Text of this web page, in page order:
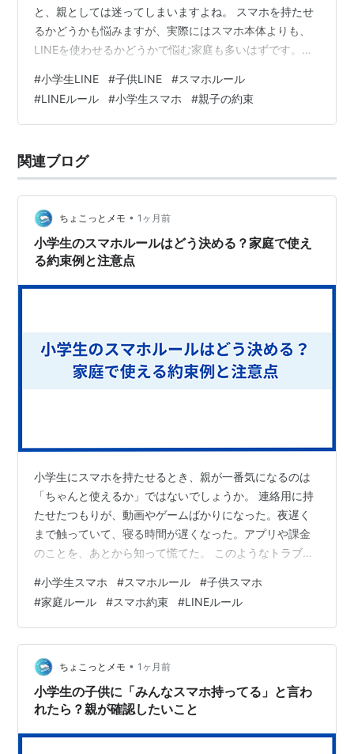
と、親としては迷ってしまいますよね。 スマホを持たせ
るかどうかも悩みますが、実際にはスマホ本体よりも、
LINEを使わせるかどうかで悩む家庭も多いはずです。
す。 その一方で、小学生の場合は、言葉の行き違い、グ
ループトーク、夜遅いメッセージ、写真の送信など、親
が気になる点もあります。 この記事では、小学生にLINE
決めればよいのかを、親目線でわかりやすくまとめま
す。 この記事でわかること…
#小学生LINE #子供LINE #スマホルール
#LINEルール #小学生スマホ #親子の約束
関連ブログ
ちょこっとメモ • 1ヶ月前
小学生のスマホルールはどう決める？家庭で使え
る約束例と注意点
小学生にスマホを持たせるとき、親が一番気になるのは
「ちゃんと使えるか」ではないでしょうか。 連絡用に持
たせたつもりが、動画やゲームばかりになった。夜遅く
まで触っていて、寝る時間が遅くなった。アプリや課金
のことを、あとから知って慌てた。 このようなトラブル
こりやすくなります。 小学生のスマホは、買う前や使い
始める前に、家庭での約束を決めておくことが大切で
す。 この記事では、小学生にスマホを持たせるときのル
ールの決め方と、家庭で使いやすい約束例をまとめま
す。 この記事でわかること 小学生のスマホルールを決め
る前に確認したいこと 家庭で決めておきたい…
#小学生スマホ #スマホルール #子供スマホ
#家庭ルール #スマホ約束 #LINEルール
ちょこっとメモ • 1ヶ月前
小学生の子供に「みんなスマホ持ってる」と言わ
れたら？親が確認したいこと